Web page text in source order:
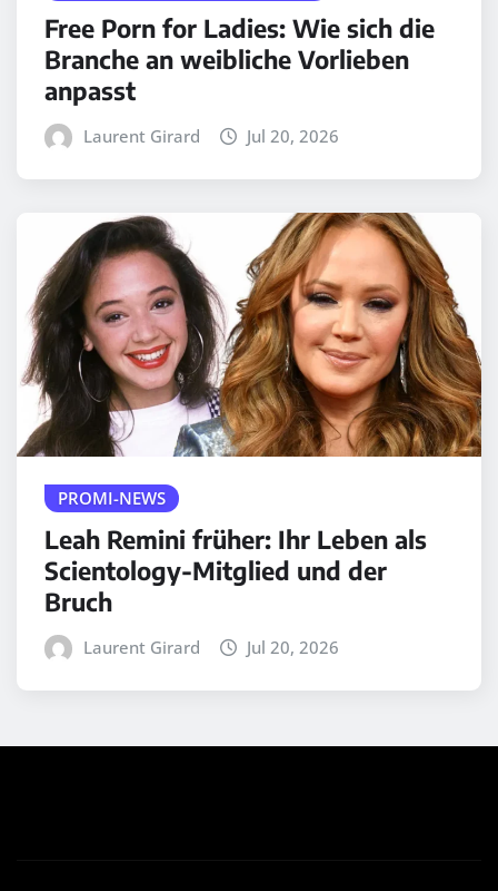
Free Porn for Ladies: Wie sich die
Branche an weibliche Vorlieben
anpasst
Laurent Girard Jul 20, 2026
PROMI-NEWS
Leah Remini früher: Ihr Leben als
Scientology-Mitglied und der
Bruch
Laurent Girard Jul 20, 2026